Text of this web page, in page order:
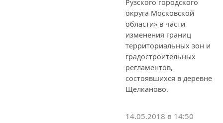
Рузского городского
округа Московской
области» в части
изменения границ
территориальных зон и
градостроительных
регламентов,
состоявшихся в деревне
Щелканово.
14.05.2018 в 14:50